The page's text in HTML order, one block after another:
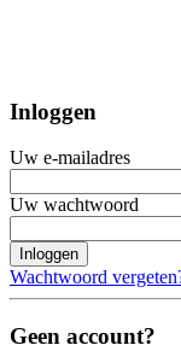
Inloggen
Uw e-mailadres
Uw wachtwoord
Inloggen
Wachtwoord
Geen account?